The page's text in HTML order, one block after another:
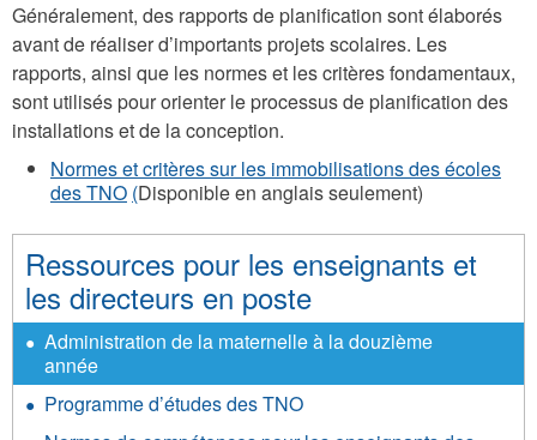
Généralement, des rapports de planification sont élaborés
avant de réaliser d’importants projets scolaires. Les
rapports, ainsi que les normes et les critères fondamentaux,
sont utilisés pour orienter le processus de planification des
installations et de la conception.
Normes et critères sur les immobilisations des écoles
des TNO (Disponible en anglais seulement)
Ressources pour les enseignants et
les directeurs en poste
Administration de la maternelle à la douzième
année
Programme d’études des TNO